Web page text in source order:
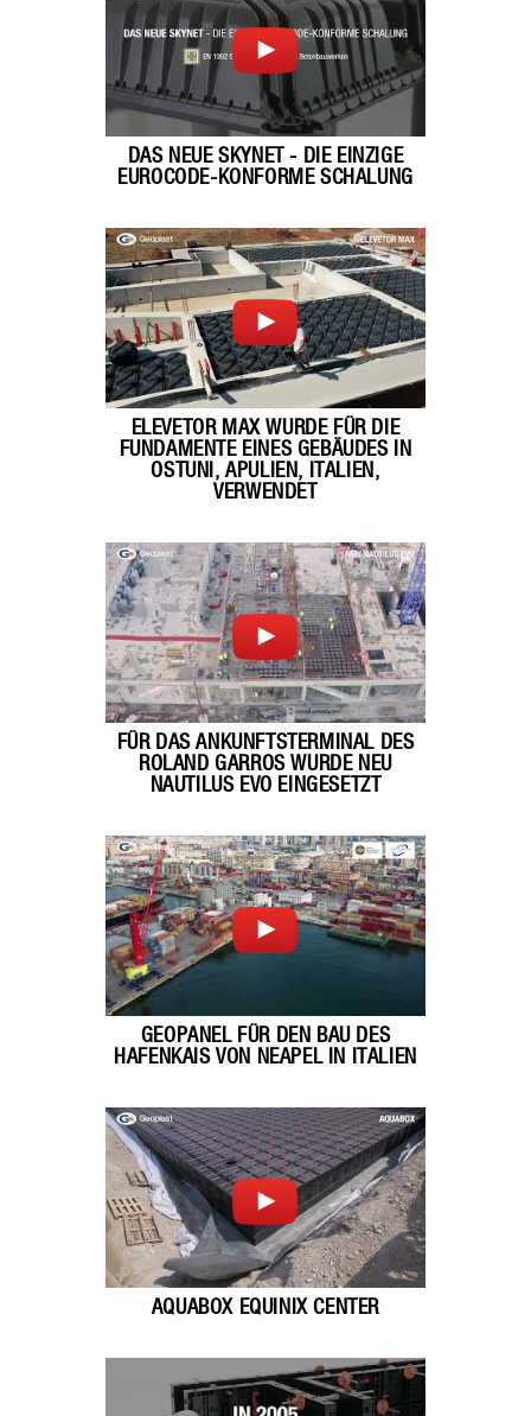
DAS NEUE SKYNET - DIE EINZIGE
EUROCODE-KONFORME SCHALUNG
ELEVETOR MAX WURDE FÜR DIE
FUNDAMENTE EINES GEBÄUDES IN
OSTUNI, APULIEN, ITALIEN,
VERWENDET
FÜR DAS ANKUNFTSTERMINAL DES
ROLAND GARROS WURDE NEU
NAUTILUS EVO EINGESETZT
GEOPANEL FÜR DEN BAU DES
HAFENKAIS VON NEAPEL IN ITALIEN
AQUABOX EQUINIX CENTER